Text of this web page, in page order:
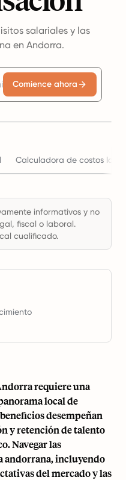
salariales y las
en Andorra.
Comience ahora
Calculadora de costos
informativos y no
fiscal o laboral.
cualificado.
requiere una
local de
desempeñan
y retención de talento
Navegar las
andorrana, incluyendo
del mercado y las